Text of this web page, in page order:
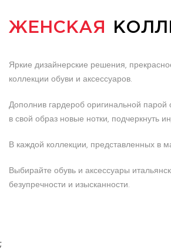
ЖЕНСКАЯ
Яркие дизайнерские решения,
коллекции обуви и аксессуаров.
Дополнив гардероб оригинальной
в свой образ новые нотки, подчеркнуть
В каждой коллекции, представленных в
Выбирайте обувь и аксессуары
безупречности и изысканности.
;